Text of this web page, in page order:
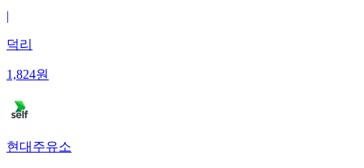
|
덕리
1,824원
현대주유소